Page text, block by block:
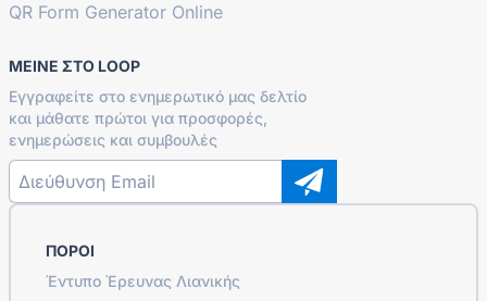
QR Form Generator Online
ΜΕΊΝΕ ΣΤΟ LOOP
Εγγραφείτε στο ενημερωτικό μας δελτίο
και μάθατε πρώτοι για προσφορές,
ενημερώσεις και συμβουλές
ΠΌΡΟΙ
Έντυπο Έρευνας Λιανικής